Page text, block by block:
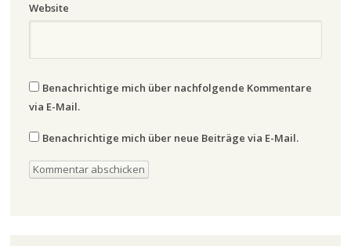
Website
Benachrichtige mich über nachfolgende Kommentare
via E-Mail.
Benachrichtige mich über neue Beiträge via E-Mail.